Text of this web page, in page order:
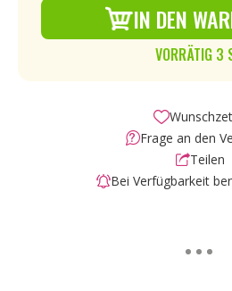
IN DEN
VORRÄTIG 3
Frage an den
Teilen
Bei Verfügbarkeit